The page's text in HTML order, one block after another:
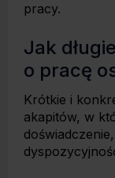
pracy.
Jak
o pracę
Krótkie i
akapitów, w